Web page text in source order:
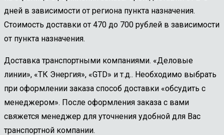
дней в зависимости от региона пункта назначения.
Стоимость доставки от 470 до 700 рублей в зависимости
от пункта назначения.
Доставка транспортными компаниями. «Деловые
линии», «ТК Энергия», «GTD» и т.д.. Необходимо выбрать
при оформлении заказа способ доставки «обсудить с
менеджером». После оформления заказа с вами
свяжется менеджер для уточнения удобной для Вас
транспортной компании.